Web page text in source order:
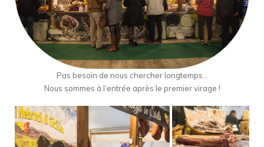
Pas besoin de nous chercher longtemps…
Nous sommes à l’entrée après le premier virage !